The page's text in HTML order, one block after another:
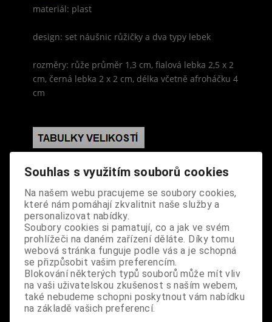
materiál: plast
design: set náušnic růžičky a dva typy lebek
rozměry: růže průměr 1,3 cm, fialová lebka 2,5 x 2
cm, černá lebka 2 x 2 cm, délka včetně afroháčku 4
cm
S výrobkem se také prodává
Souhlas s využitím souborů cookies
Na našem webu pracujeme se soubory cookies,
které nám pomáhají zkvalitnit naše služby a
personalizovat nabídky.
Soubory cookies si pamatují, co a jak ve svém
prohlížeči na daném zařízení děláte. Díky tomu
webová stránka funguje podle vás a je schopná
se přizpůsobit vašim preferencím.
Blokování některých typů souborů může mít vliv
na vaši uživatelskou zkušenost s naším webem,
také nebudeme schopni poskytnout vám nabídku
na základě vašich preferencí.